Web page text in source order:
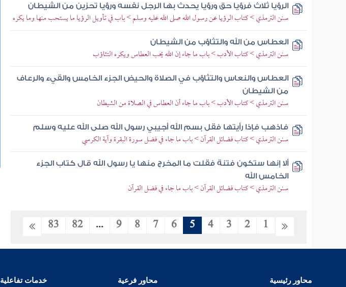
الرؤيا ثلاث فرؤيا حق ورؤيا يحدث بها الرجل نفسه ورؤيا تحزين من الشيطان
سنن الترمذي > كتاب الرؤيا عن رسول الله صلى الله عليه وسلم > باب في تأويل الرؤيا ما يستحب منها وما يكره
العطاس من الله والتثاؤب من الشيطان
سنن الترمذي > كتاب الأدب > باب ما جاء إن الله يحب العطاس ويكره التثاؤب
العطاس والنعاس والتثاؤب في الصلاة والحيض الجزء الخامس والقيء والرعاف
من الشيطان
سنن الترمذي > كتاب الأدب > باب ما جاء أن العطاس في الصلاة من الشيطان
فاذهب فإذا رأيتها فقل بسم الله أجيبي رسول الله صلى الله عليه وسلم
سنن الترمذي > كتاب فضائل القرآن > باب ما جاء في فضل سورة البقرة وآية الكرسي
ألا إنها ستكون فتنة فقلت ما المخرج منها يا رسول الله قال كتاب الجزء
الخامس الله
سنن الترمذي > كتاب فضائل القرآن > باب ما جاء في فضل القرآن
1
2
3
4
5
6
7
8
9
...
82
83
محاور رئيسية محاور فرعية خدمات تفاعلية